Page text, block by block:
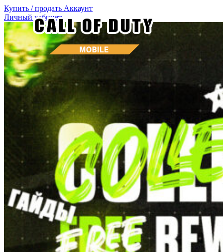
Купить / продать Аккаунт
Личный кабинет